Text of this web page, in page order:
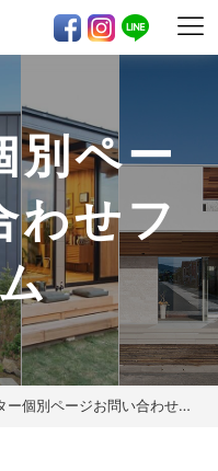
別ペー
わせフ
個別ページお問い合わせフォーム